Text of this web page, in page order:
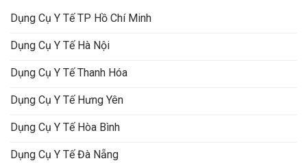
Dụng Cụ Y Tế TP Hồ Chí Minh
Dụng Cụ Y Tế Hà Nội
Dụng Cụ Y Tế Thanh Hóa
Dụng Cụ Y Tế Hưng Yên
Dụng Cụ Y Tế Hòa Bình
Dụng Cụ Y Tế Đà Nẵng